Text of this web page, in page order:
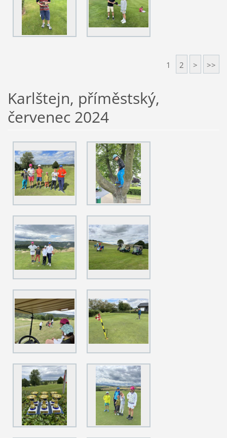
1 2 > >>
Karlštejn, příměstský,
červenec 2024